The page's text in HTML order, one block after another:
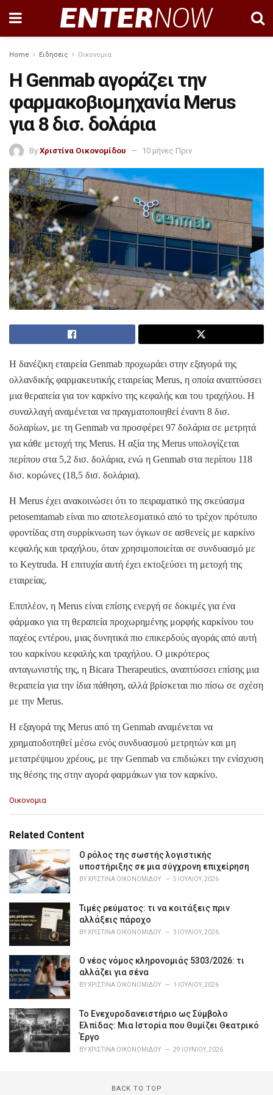
Home Ειδησεις Οικονομια
Η Genmab αγοράζει την
φαρμακοβιομηχανία Merus
για 8 δισ. δολάρια
By Χριστίνα Οικονομίδου 10 μήνες Πριν
Η δανέζικη εταιρεία Genmab προχωράει στην εξαγορά της
ολλανδικής φαρμακευτικής εταιρείας Merus, η οποία αναπτύσσει
μια θεραπεία για τον καρκίνο της κεφαλής και του τραχήλου. Η
συναλλαγή αναμένεται να πραγματοποιηθεί έναντι 8 δισ.
δολαρίων, με τη Genmab να προσφέρει 97 δολάρια σε μετρητά
για κάθε μετοχή της Merus. Η αξία της Merus υπολογίζεται
περίπου στα 5,2 δισ. δολάρια, ενώ η Genmab στα περίπου 118
δισ. κορώνες (18,5 δισ. δολάρια).
Η Merus έχει ανακοινώσει ότι το πειραματικό της σκεύασμα
petosemtamab είναι πιο αποτελεσματικό από το τρέχον πρότυπο
φροντίδας στη συρρίκνωση των όγκων σε ασθενείς με καρκίνο
κεφαλής και τραχήλου, όταν χρησιμοποιείται σε συνδυασμό με
το Keytruda. Η επιτυχία αυτή έχει εκτοξεύσει τη μετοχή της
εταιρείας.
Επιπλέον, η Merus είναι επίσης ενεργή σε δοκιμές για ένα
φάρμακο για τη θεραπεία προχωρημένης μορφής καρκίνου του
παχέος εντέρου, μιας δυνητικά πιο επικερδούς αγοράς από αυτή
του καρκίνου κεφαλής και τραχήλου. Ο μικρότερος
ανταγωνιστής της, η Bicara Therapeutics, αναπτύσσει επίσης μια
θεραπεία για την ίδια πάθηση, αλλά βρίσκεται πιο πίσω σε σχέση
με την Merus.
Η εξαγορά της Merus από τη Genmab αναμένεται να
χρηματοδοτηθεί μέσω ενός συνδυασμού μετρητών και μη
μετατρέψιμου χρέους, με την Genmab να επιδιώκει την ενίσχυση
της θέσης της στην αγορά φαρμάκων για τον καρκίνο.
C
e
o
r
i
e
:
Οικονομια
Related Content
Ο ρόλος της σωστής λογιστικής
υποστήριξης σε μια σύγχρονη επιχείρηση
BYΧΡΙΣΤΊΝΑ ΟΙΚΟΝΟΜΊΔΟΥ 5 ΙΟΥΛΊΟΥ, 2026
Τιμές ρεύματος: τι να κοιτάξεις πριν
αλλάξεις πάροχο
BYΧΡΙΣΤΊΝΑ ΟΙΚΟΝΟΜΊΔΟΥ 3 ΙΟΥΛΊΟΥ, 2026
Ο νέος νόμος κληρονομιάς 5303/2026: τι
αλλάζει για σένα
BYΧΡΙΣΤΊΝΑ ΟΙΚΟΝΟΜΊΔΟΥ 1 ΙΟΥΛΊΟΥ, 2026
Το Ενεχυροδανειστήριο ως Σύμβολο
Ελπίδας: Μια Ιστορία που Θυμίζει Θεατρικό
Έργο
BYΧΡΙΣΤΊΝΑ ΟΙΚΟΝΟΜΊΔΟΥ 29 ΙΟΥΝΊΟΥ, 2026
BACK TO TOP